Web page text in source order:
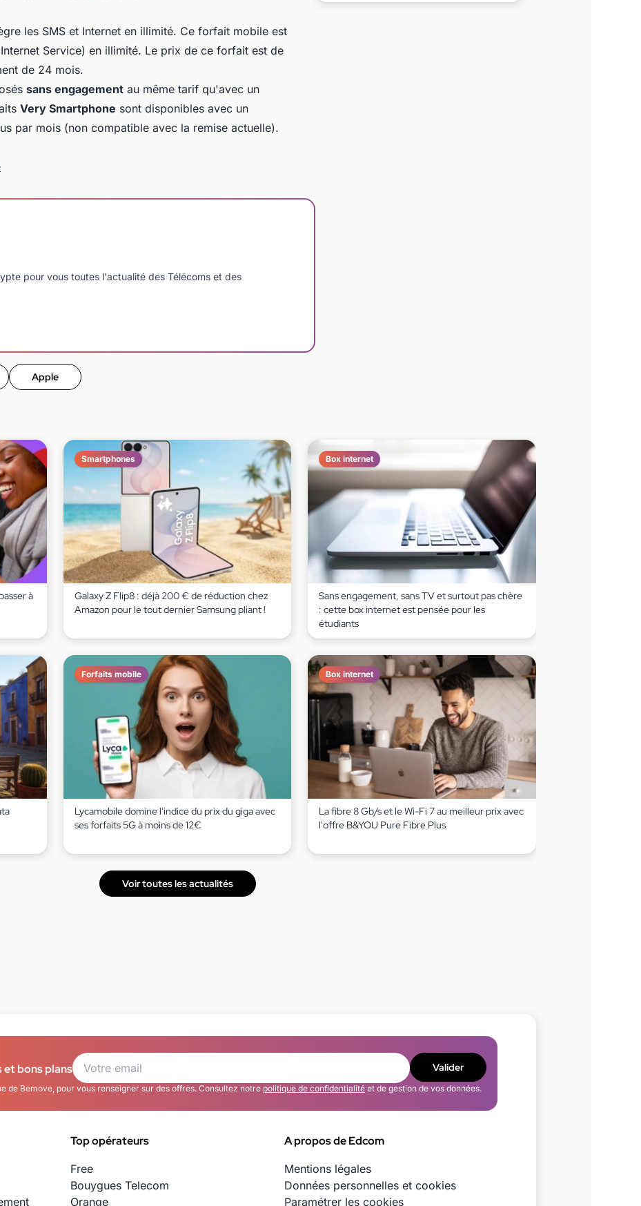
les SMS et Internet en illimité. Ce forfait mobile est
Service) en illimité. Le prix de ce forfait est de
de 24 mois.
sans engagement au même tarif qu'avec un
Very Smartphone sont disponibles avec un
par mois (non compatible avec la remise actuelle).
pour vous toutes l'actualité des Télécoms et des
Apple
à
Smartphones
Galaxy Z Flip8 : déjà 200 € de réduction chez
Amazon pour le tout dernier Samsung pliant !
Box internet
Sans engagement, sans TV et surtout pas chère
: cette box internet est pensée pour les
étudiants
Forfaits mobile
Lycamobile domine l'indice du prix du giga avec
ses forfaits 5G à moins de 12€
Box internet
La fibre 8 Gb/s et le Wi-Fi 7 au meilleur prix avec
l'offre B&YOU Pure Fibre Plus
Voir toutes les actualités
et bons plans Valider
de Bemove, pour vous renseigner sur des offres. Consultez notre politique de confidentialité et de gestion de vos données.
Top opérateurs
Free
Bouygues Telecom
Orange
A propos de Edcom
Mentions légales
Données personnelles et cookies
Paramétrer les cookies